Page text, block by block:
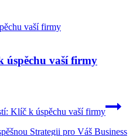
úspěchu vaší firmy
Klíč k úspěchu vaší firmy